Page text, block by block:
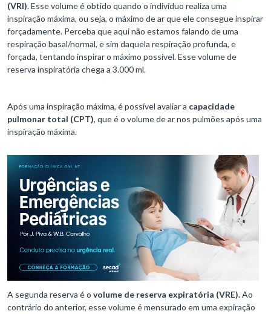
(VRI). Esse volume é obtido quando o indivíduo realiza uma
inspiração máxima, ou seja, o máximo de ar que ele consegue inspirar
forçadamente. Perceba que aqui não estamos falando de uma
respiração basal/normal, e sim daquela respiração profunda, e
forçada, tentando inspirar o máximo possível. Esse volume de
reserva inspiratória chega a 3.000 ml.
Após uma inspiração máxima, é possível avaliar a capacidade
pulmonar total (CPT), que é o volume de ar nos pulmões após uma
inspiração máxima.
A segunda reserva é o volume de reserva expiratória (VRE).Ao
contrário do anterior, esse volume é mensurado em uma expiração